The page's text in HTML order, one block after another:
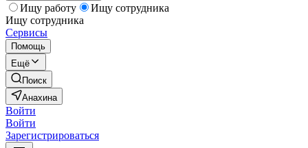
Ищу работу
Ищу сотрудника
Ищу сотрудника
Сервисы
Помощь
Ещё
Поиск
Анахина
Войти
Войти
Зарегистрироваться